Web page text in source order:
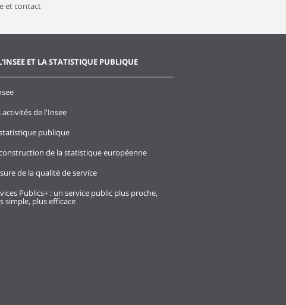
et contact
ET LA STATISTIQUE PUBLIQUE
activités de l'Insee
publique
de la statistique européenne
de la qualité de service
Publics+ : un service public plus proche,
simple, plus efficace